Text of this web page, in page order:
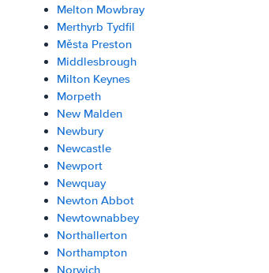
Melton Mowbray
Merthyrb Tydfil
Města Preston
Middlesbrough
Milton Keynes
Morpeth
New Malden
Newbury
Newcastle
Newport
Newquay
Newton Abbot
Newtownabbey
Northallerton
Northampton
Norwich